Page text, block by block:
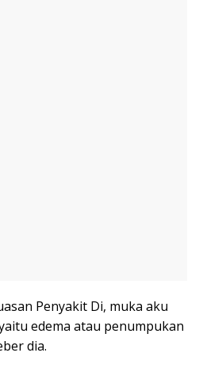
Penyakit Di, muka aku
edema atau penumpukan
dia.